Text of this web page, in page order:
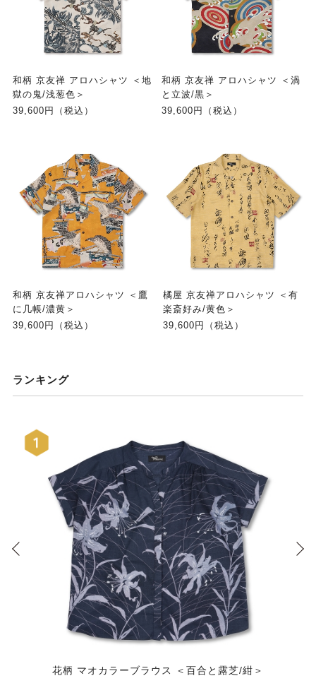
和柄 京友禅 アロハシャツ ＜地
獄の鬼/浅葱色＞
39,600円（税込）
和柄 京友禅 アロハシャツ ＜渦
と立波/黒＞
39,600円（税込）
和柄 京友禅アロハシャツ ＜鷹
に几帳/濃黄＞
39,600円（税込）
橘屋 京友禅アロハシャツ ＜有
楽斎好み/黄色＞
39,600円（税込）
ランキング
花柄 マオカラーブラウス ＜百合と露芝/紺＞